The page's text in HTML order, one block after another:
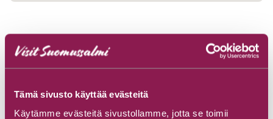
Tämä sivusto käyttää evästeitä
Käytämme evästeitä sivustollamme, jotta se toimii